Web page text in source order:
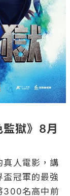
獄》8月
真人電影，講
盃冠軍的最強
300名高中前